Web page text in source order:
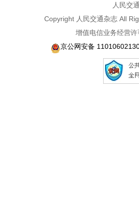
人民交
Copyright 人民交通杂志 All
增值电信业务经营
京公网安备